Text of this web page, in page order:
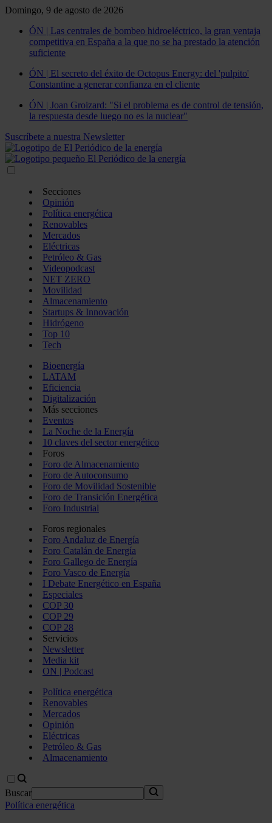
Domingo, 9 de agosto de 2026
ÓN | Las centrales de bombeo hidroeléctrico, la gran ventaja
competitiva en España a la que no se ha prestado la atención
suficiente
ÓN | El secreto del éxito de Octopus Energy: del 'pulpito'
Constantine a generar confianza en el cliente
ÓN | Joan Groizard: "Si el problema es de control de tensión,
la respuesta desde luego no es la nuclear"
Suscríbete a nuestra Newsletter
Secciones
Opinión
Política energética
Renovables
Mercados
Eléctricas
Petróleo & Gas
Videopodcast
NET ZERO
Movilidad
Almacenamiento
Startups & Innovación
Hidrógeno
Top 10
Tech
Bioenergía
LATAM
Eficiencia
Digitalización
Más secciones
Eventos
La Noche de la Energía
10 claves del sector energético
Foros
Foro de Almacenamiento
Foro de Autoconsumo
Foro de Movilidad Sostenible
Foro de Transición Energética
Foro Industrial
Foros regionales
Foro Andaluz de Energía
Foro Catalán de Energía
Foro Gallego de Energía
Foro Vasco de Energía
I Debate Energético en España
Especiales
COP 30
COP 29
COP 28
Servicios
Newsletter
Media kit
ON | Podcast
Política energética
Renovables
Mercados
Opinión
Eléctricas
Petróleo & Gas
Almacenamiento
Buscar
Política energética